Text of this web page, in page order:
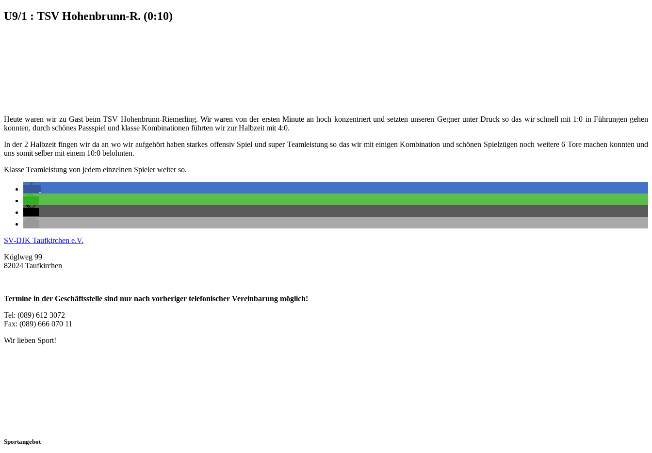
U9/1 : TSV Hohenbrunn-R. (0:10)
Heute waren wir zu Gast beim TSV ­Hohenbrunn-Riemerling. Wir waren von der ersten Minute an hoch konzentriert und setzten unseren Gegner unter Druck so das wir schnell mit 1:0 in Führungen gehen
konnten, durch schönes Passspiel und klasse Kombinationen führten wir zur Halbzeit mit 4:0.
In der 2 Halbzeit fingen wir da an wo wir aufgehört haben starkes offensiv Spiel und super Teamleistung so das wir mit einigen Kombination und schönen Spielzügen noch weitere 6 Tore machen konnten und
uns somit selber mit einem 10:0 belohnten.
Klasse Teamleistung von jedem einzelnen Spieler weiter so.
SV-DJK Taufkirchen e.V.
Köglweg 99
82024 Taufkirchen
Termine in der Geschäftsstelle sind nur nach vorheriger telefonischer Vereinbarung möglich!
Tel: (089) 612 3072
Fax: (089) 666 070 11
Wir lieben Sport!
Sportangebot